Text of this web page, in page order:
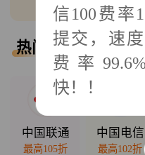
热门回收 热门
中国联通
最高105折
中国电信
最高102折
信100费率
提交，速
费率
快！！
2025年10月